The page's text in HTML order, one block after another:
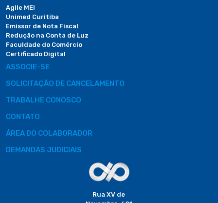
Agile MEI
Unimed Curitiba
Emissor de Nota Fiscal
Redução na Conta de Luz
Faculdade do Comércio
Certificado Digital
ASSOCIE-SE
SOLICITAÇÃO DE CANCELAMENTO
TRABALHE CONOSCO
CONTATO
ÁREA DO COLABORADOR
DEMANDAS JUDICIAIS
Rua XV de